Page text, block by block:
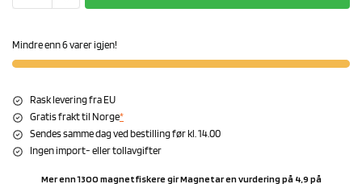
Mindre enn 6 varer igjen!
Rask levering fra EU
Gratis frakt til Norge*
Sendes samme dag ved bestilling før kl. 14.00
Ingen import- eller tollavgifter
Mer enn 1300 magnetfiskere gir Magnetar en vurdering på 4,9 på